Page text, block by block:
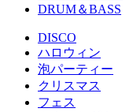
DRUM＆BASS
DISCO
ハロウィン
泡パーティー
クリスマス
フェス